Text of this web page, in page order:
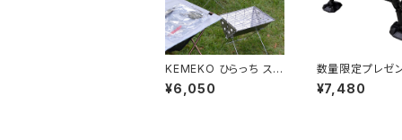
KEMEKO ひらっち スタ
ンダードタイプ BBQグ
¥6,050
数量限定プレゼ
き KEMEKO
ッグフットセット
¥7,480